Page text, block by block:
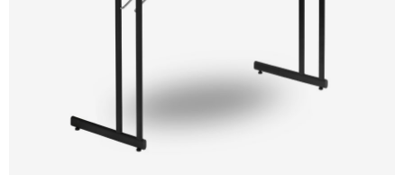
Privatperson
Privat